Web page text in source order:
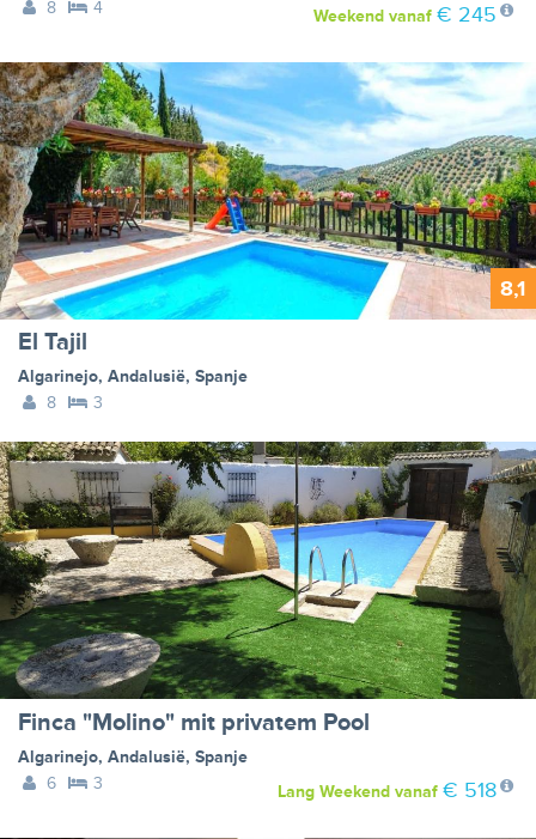
8 4 Weekendvanaf € 245
8,1
El Tajil
Algarinejo, Andalusië, Spanje
8
3
Finca "Molino" mit privatem Pool
Algarinejo, Andalusië, Spanje
6
3 Lang Weekendvanaf € 518